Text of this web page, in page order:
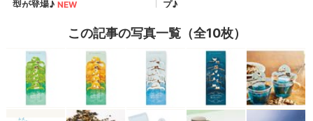
この記事の写真一覧（全10枚）